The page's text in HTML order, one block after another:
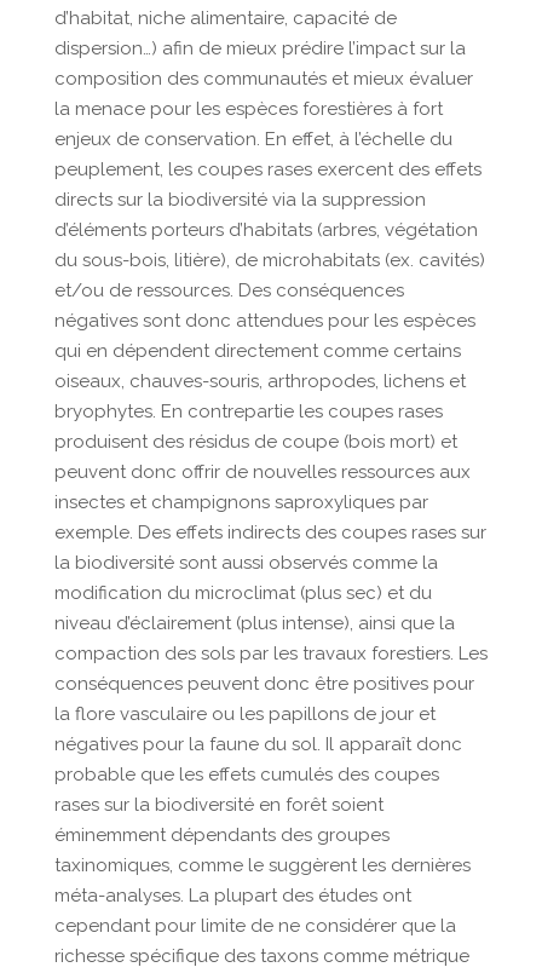
d’habitat, niche alimentaire, capacité de
dispersion…) afin de mieux prédire l’impact sur la
composition des communautés et mieux évaluer
la menace pour les espèces forestières à fort
enjeux de conservation. En effet, à l’échelle du
peuplement, les coupes rases exercent des effets
directs sur la biodiversité via la suppression
d’éléments porteurs d’habitats (arbres, végétation
du sous-bois, litière), de microhabitats (ex. cavités)
et/ou de ressources. Des conséquences
négatives sont donc attendues pour les espèces
qui en dépendent directement comme certains
oiseaux, chauves-souris, arthropodes, lichens et
bryophytes. En contrepartie les coupes rases
produisent des résidus de coupe (bois mort) et
peuvent donc offrir de nouvelles ressources aux
insectes et champignons saproxyliques par
exemple. Des effets indirects des coupes rases sur
la biodiversité sont aussi observés comme la
modification du microclimat (plus sec) et du
niveau d’éclairement (plus intense), ainsi que la
compaction des sols par les travaux forestiers. Les
conséquences peuvent donc être positives pour
la flore vasculaire ou les papillons de jour et
négatives pour la faune du sol. Il apparaît donc
probable que les effets cumulés des coupes
rases sur la biodiversité en forêt soient
éminemment dépendants des groupes
taxinomiques, comme le suggèrent les dernières
méta-analyses. La plupart des études ont
cependant pour limite de ne considérer que la
richesse spécifique des taxons comme métrique